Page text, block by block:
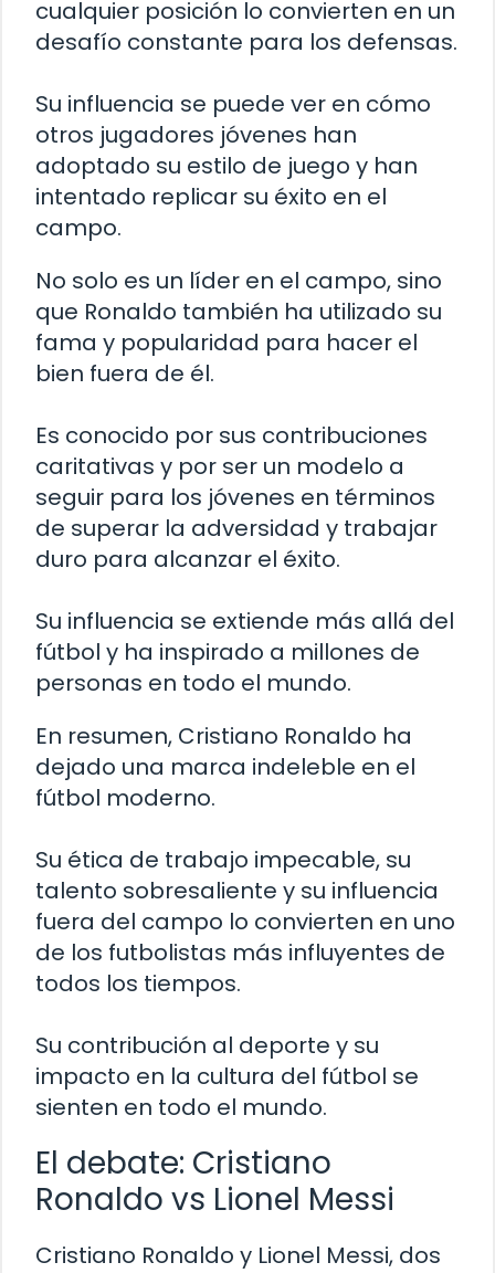
cualquier posición lo convierten en un
desafío constante para los defensas.
Su influencia se puede ver en cómo
otros jugadores jóvenes han
adoptado su estilo de juego y han
intentado replicar su éxito en el
campo.
No solo es un líder en el campo, sino
que Ronaldo también ha utilizado su
fama y popularidad para hacer el
bien fuera de él.
Es conocido por sus contribuciones
caritativas y por ser un modelo a
seguir para los jóvenes en términos
de superar la adversidad y trabajar
duro para alcanzar el éxito.
Su influencia se extiende más allá del
fútbol y ha inspirado a millones de
personas en todo el mundo.
En resumen, Cristiano Ronaldo ha
dejado una marca indeleble en el
fútbol moderno.
Su ética de trabajo impecable, su
talento sobresaliente y su influencia
fuera del campo lo convierten en uno
de los futbolistas más influyentes de
todos los tiempos.
Su contribución al deporte y su
impacto en la cultura del fútbol se
sienten en todo el mundo.
El debate: Cristiano
Ronaldo vs Lionel Messi
Cristiano Ronaldo y Lionel Messi, dos